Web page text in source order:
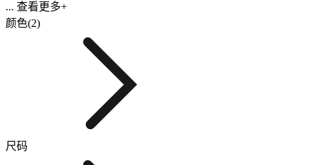
... 查看更多+
颜色(2)
尺码